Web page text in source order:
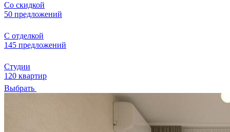
Со скидкой
50 предложений
С отделкой
145 предложений
Студии
120 квартир
Выбрать